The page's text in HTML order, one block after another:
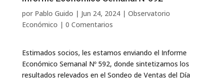
por Pablo Guido | Jun 24, 2024| Observatorio
Económico | 0 Comentarios
Estimados socios, les estamos enviando el Informe
Económico Semanal Nº 592, donde sintetizamos los
resultados relevados en el Sondeo de Ventas del Día